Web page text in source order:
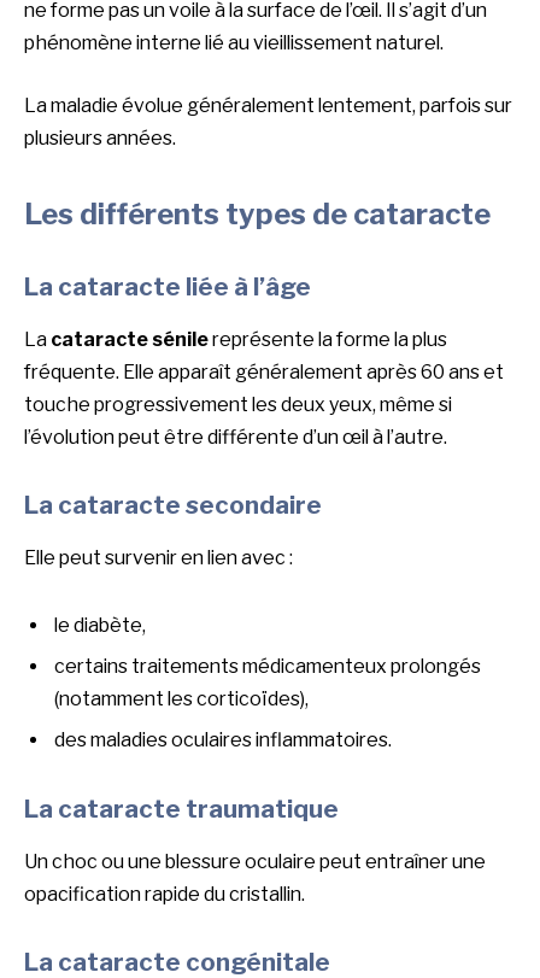
ne forme pas un voile à la surface de l’œil. Il s’agit d’un
phénomène interne lié au vieillissement naturel.
La maladie évolue généralement lentement, parfois sur
plusieurs années.
Les différents types de cataracte
La cataracte liée à l’âge
La cataracte sénilereprésente la forme la plus
fréquente. Elle apparaît généralement après 60 ans et
touche progressivement les deux yeux, même si
l’évolution peut être différente d’un œil à l’autre.
La cataracte secondaire
Elle peut survenir en lien avec :
le diabète,
certains traitements médicamenteux prolongés
(notamment les corticoïdes),
des maladies oculaires inflammatoires.
La cataracte traumatique
Un choc ou une blessure oculaire peut entraîner une
opacification rapide du cristallin.
La cataracte congénitale